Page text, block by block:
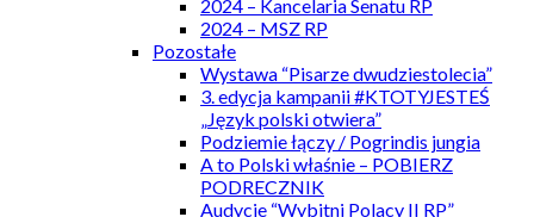
2024 – Kancelaria Senatu RP
2024 – MSZ RP
Pozostałe
Wystawa “Pisarze dwudziestolecia”
3. edycja kampanii #KTOTYJESTEŚ
„Język polski otwiera”
Podziemie łączy / Pogrindis jungia
A to Polski właśnie – POBIERZ
PODRECZNIK
Audycje “Wybitni Polacy II RP”